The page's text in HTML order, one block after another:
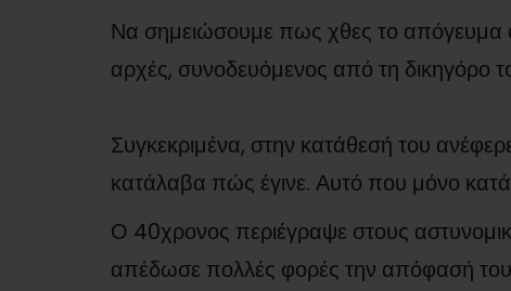
Να σημειώσουμε πως χθες το απόγευμα
αρχές, συνοδευόμενος από τη δικηγόρο
Συγκεκριμένα, στην κατάθεσή του
κατάλαβα πώς έγινε. Αυτό που μόνο
Ο 40χρονος περιέγραψε στους
απέδωσε πολλές φορές την απόφασή του